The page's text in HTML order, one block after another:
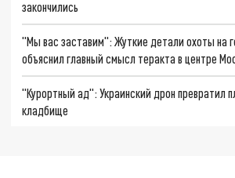
закончились
"Мы вас заставим": Жуткие детали охоты на
объяснил главный смысл теракта в центре
"Курортный ад": Украинский дрон превратил
кладбище